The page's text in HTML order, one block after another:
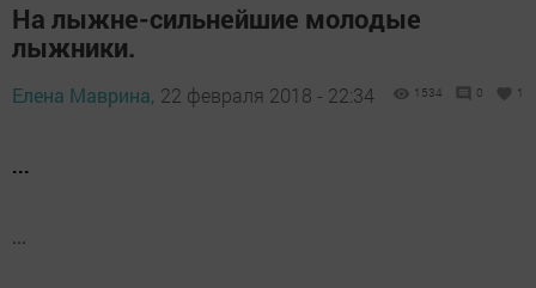
На лыжне-сильнейшие молодые
лыжники.
Елена Маврина, 22 февраля 2018 - 22:34 1534 0 1
...
...